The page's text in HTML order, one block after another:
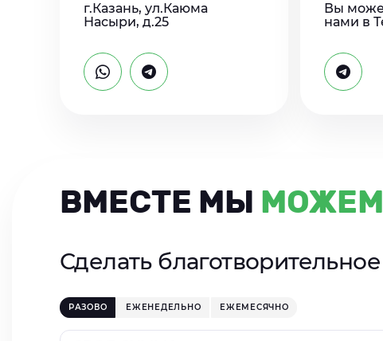
г.Казань, ул.Каюма
Насыри, д.25
Вы
нами в
ВМЕСТЕ МЫ
Сделать
РАЗОВО ЕЖЕНЕДЕЛЬНО ЕЖЕМЕСЯЧНО